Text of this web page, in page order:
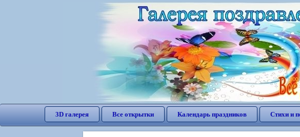
3D галерея Все открытки Календарь праздников Стихи и